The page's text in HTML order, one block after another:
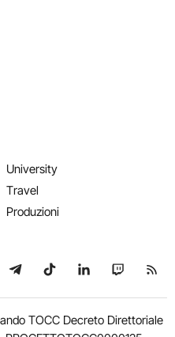
University
Travel
Produzioni
su WhatsApp
Seguici su Telegram
Seguici su TikTok
Seguici su
Seguici
TOCC Decreto Direttoriale